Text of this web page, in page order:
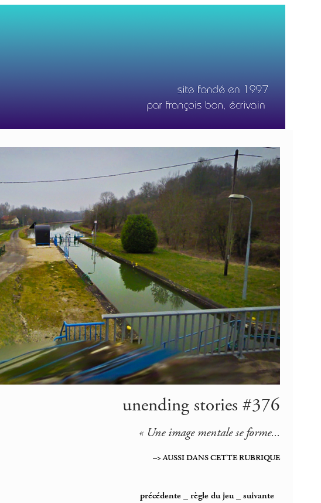
unending stories #376
« Une image mentale se forme...
–> AUSSI DANS CETTE RUBRIQUE
précédente _règle du jeu_suivante